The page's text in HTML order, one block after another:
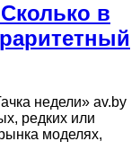
в
недели» av.by
редких или
моделях,